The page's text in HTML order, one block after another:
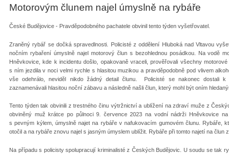
Motorovým člunem najel úmyslně na rybáře
České Budějovice - Pravděpodobného pachatele obvinil tento týden vyšetřovatel.
Zraněný rybář se dočká spravedlnosti. Policisté z oddělení Hluboká nad Vltavou
nočním rybaření úmyslně najel motorový člun s bezohlednou posádkou. Na vodě
Hněvkovice, kde k incidentu došlo, opakovaně vraceli, prověřovali všechny
s ním jezdila v noci velmi rychle s hlasitou muzikou a pravděpodobně pod vlivem
vše odehrálo, neviděl nikdo žádný detail člunu. Policisté se nakonec dostali k
zaznamenávali hlasitou noční zábavu a následně našli člun, který mohl být oním
Tento týden tak obvinili z trestného činu výtržnictví a ublížení na zdraví muže z
obviněný muž krátce po půlnoci 9. července 2023 na vodní nádrži Hněvkovice
s pevným kýlem, úmyslně najet na rybáře v nafukovacím gumovém člunu. Rybáře,
otočil a na rybáře znovu najel s jasným úmyslem ublížit. Rybáře při tomto najetí na člun
Na případu s policisty spolupracují kriminalisté z Českých Budějovic. U soudu se tak